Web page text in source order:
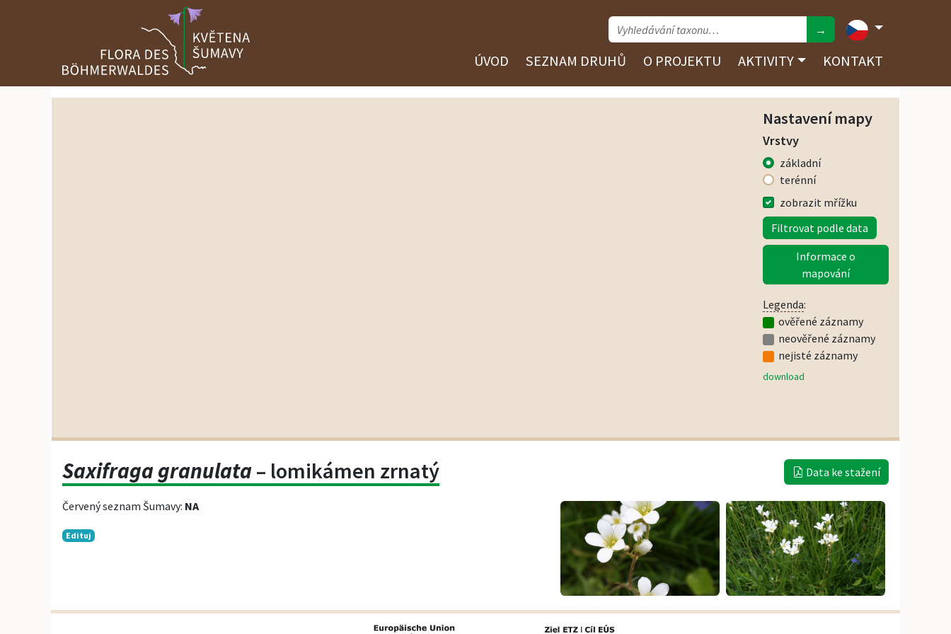
→
ÚVOD SEZNAM DRUHŮ O PROJEKTU AKTIVITY KONTAKT
Nastavení mapy
Vrstvy
základní
terénní
zobrazit mřížku
Filtrovat podle data
Informace o
mapování
Legenda:
ověřené záznamy
neověřené záznamy
nejisté záznamy
download
Saxifraga granulata– lomikámen zrnatý Data ke stažení
Červený seznam Šumavy: NA
Edituj